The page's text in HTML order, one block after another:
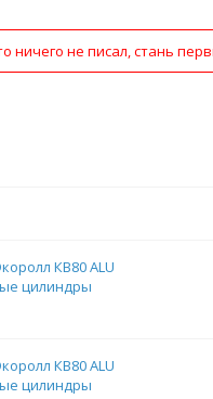
ничего не писал, стань
КВ80 ALU
цилиндры
КВ80 ALU
цилиндры